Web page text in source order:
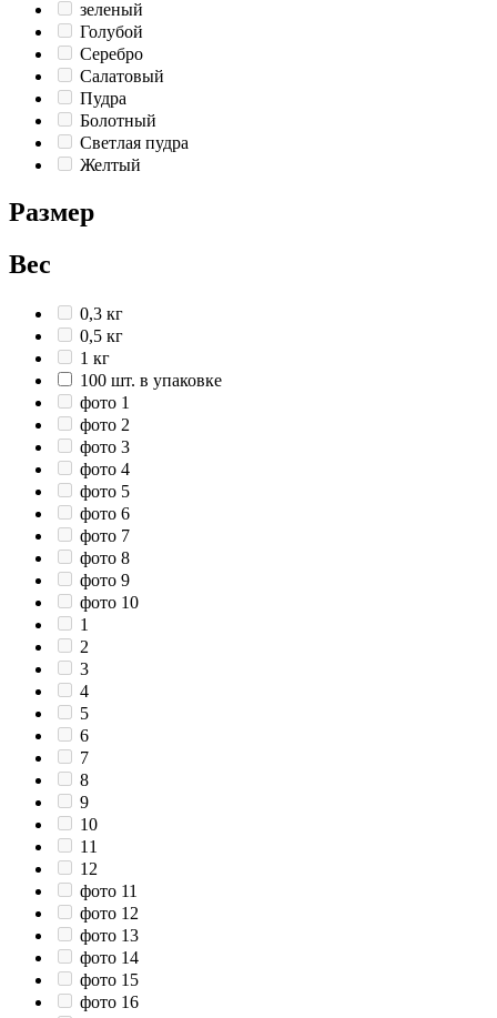
зеленый
Голубой
Серебро
Салатовый
Пудра
Болотный
Светлая пудра
Желтый
Размер
Вес
0,3 кг
0,5 кг
1 кг
100 шт. в упаковке
фото 1
фото 2
фото 3
фото 4
фото 5
фото 6
фото 7
фото 8
фото 9
фото 10
1
2
3
4
5
6
7
8
9
10
11
12
фото 11
фото 12
фото 13
фото 14
фото 15
фото 16